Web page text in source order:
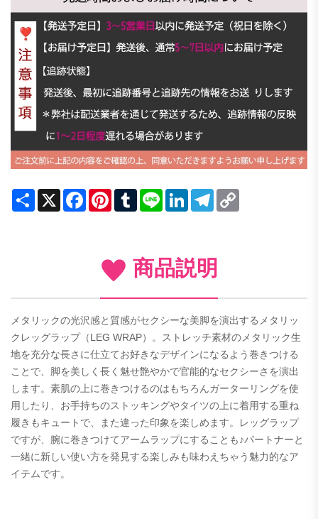
Share X FacebookPinterestTumblrLine LinkedInTelegram
商品説明
メタリックの光沢感と質感がセクシーな美脚を演出するメタリッ
クレッグラップ（LEG WRAP）。ストレッチ素材のメタリック生
地を充分な長さに仕立てお好きなデザインになるよう巻きつける
ことで、脚を美しく長く魅せ艶やかで官能的なセクシーさを演出
します。素肌の上に巻きつけるのはもちろんガーターリングを使
用したり、お手持ちのストッキングやタイツの上に着用する重ね
履きもキュートで、また違った印象を楽しめます。レッグラップ
ですが、腕に巻きつけてアームラップにすることも♪パートナーと
一緒に新しい使い方を発見する楽しみも味わえちゃう魅力的なア
イテムです。